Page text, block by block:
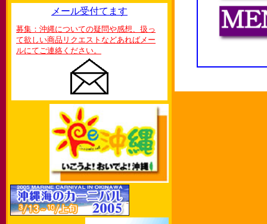
メール受付てます
募集：沖縄についての疑問や感想、扱っ
て欲しい商品リクエストなどあればメー
ルにてご連絡ください。